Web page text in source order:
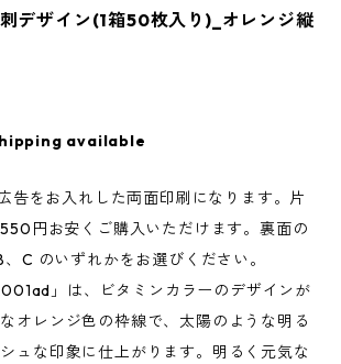
デザイン(1箱50枚入り)_オレンジ縦
available
告をお入れした両面印刷になります。片
円お安くご購入いただけます。裏面の
C のいずれかをお選びください。
」は、ビタミンカラーのデザインが
オレンジ色の枠線で、太陽のような明る
ュな印象に仕上がります。明るく元気な